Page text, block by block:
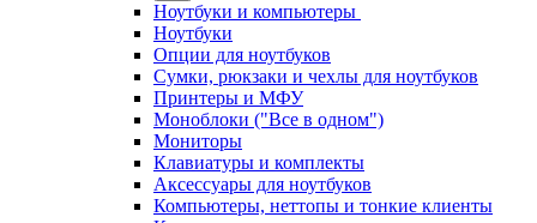
Ноутбуки и компьютеры
Ноутбуки
Опции для ноутбуков
Сумки, рюкзаки и чехлы для ноутбуков
Принтеры и МФУ
Моноблоки ("Все в одном")
Мониторы
Клавиатуры и комплекты
Аксессуары для ноутбуков
Компьютеры, неттопы и тонкие клиенты